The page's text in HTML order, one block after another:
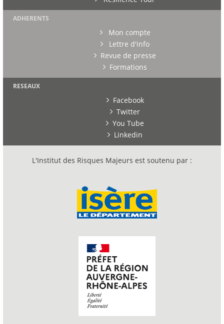
ADHERENTS
Mon compte
Lettre d'info
Revue de presse
Formations
RESEAUX
Facebook
Twitter
You Tube
Linkedin
L'Institut des Risques Majeurs est soutenu par :